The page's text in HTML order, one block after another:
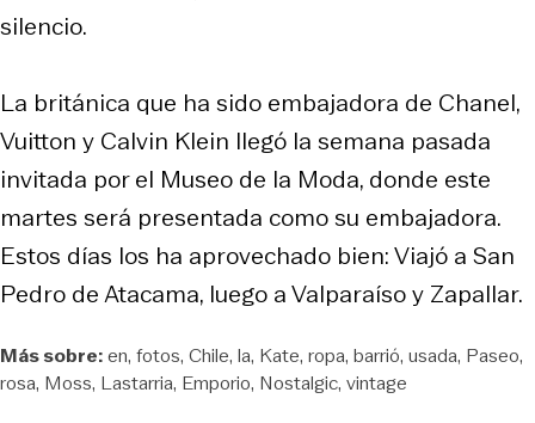
silencio.
La británica que ha sido embajadora de Chanel,
Vuitton y Calvin Klein llegó la semana pasada
invitada por el Museo de la Moda, donde este
martes será presentada como su embajadora.
Estos días los ha aprovechado bien: Viajó a San
Pedro de Atacama, luego a Valparaíso y Zapallar.
Más sobre:en fotos Chile la Kate ropa barrió usada Paseo
rosa Moss Lastarria Emporio Nostalgic vintage